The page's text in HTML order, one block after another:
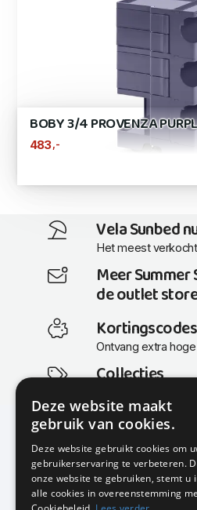
BOBY 3/4 PROVENZA
483 ,-
Vela Sunbed
Het meest
Meer
de outlet
Kortingscodes
Ontvang extra
Collecties
Actuele en
KMP Kantoormeubilair
Airport Business Park
Frankfurtstraat 29-31
Deze website maakt
gebruik van cookies.
Deze website gebruikt cookies om
gebruikerservaring te verbeteren.
onze website te gebruiken, stemt u
alle cookies in overeenstemming